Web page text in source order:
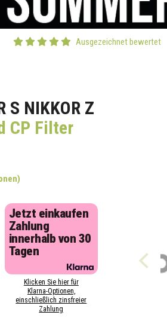
Ausgezeichnet bewertet
S NIKKOR Z
CP Filter
Jetzt einkaufen
Zahlung
innerhalb von 30
Tagen
Klicken Sie hier für
Klarna-Optionen,
einschließlich zinsfreier
Zahlung